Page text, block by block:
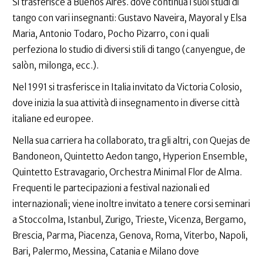
tango con vari insegnanti: Gustavo Naveira, Mayoral y Elsa
Maria, Antonio Todaro, Pocho Pizarro, con i quali
perfeziona lo studio di diversi stili di tango (canyengue, de
salòn, milonga, ecc.).
Nel 1991 si trasferisce in Italia invitato da Victoria Colosio,
dove inizia la sua attività di insegnamento in diverse città
italiane ed europee.
Nella sua carriera ha collaborato, tra gli altri, con Quejas de
Bandoneon, Quintetto Aedon tango, Hyperion Ensemble,
Quintetto Estravagario, Orchestra Minimal Flor de Alma.
Frequenti le partecipazioni a festival nazionali ed
internazionali; viene inoltre invitato a tenere corsi seminari
a Stoccolma, Istanbul, Zurigo, Trieste, Vicenza, Bergamo,
Brescia, Parma, Piacenza, Genova, Roma, Viterbo, Napoli,
Bari, Palermo, Messina, Catania e Milano dove